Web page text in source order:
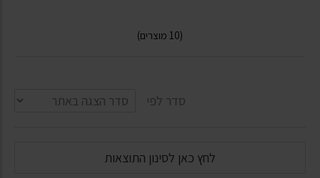
(10 מוצרים)
סדר לפי
לחץ כאן לסינון התוצאות